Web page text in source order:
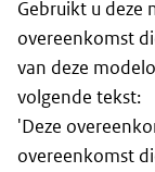
Gebruikt u deze
overeenkomst
van deze
volgende tekst:
'Deze
overeenkomst